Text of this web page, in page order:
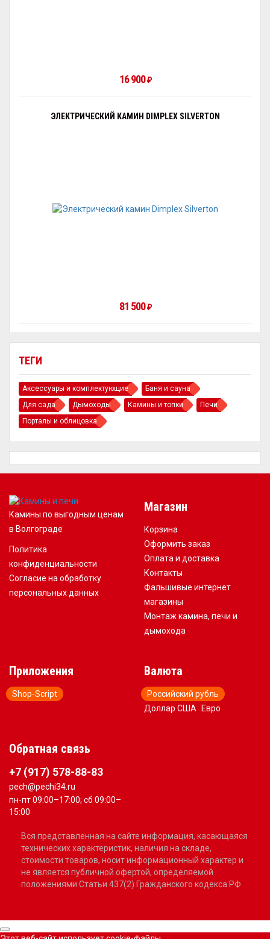
ТЕГИ
Аксессуары и комплектующие
Баня и сауна
Для сада
Дымоходы Камины и топки
Печи
Порталы и облицовка
16 900₽
ЭЛЕКТРИЧЕСКИЙ КАМИН DIMPLEX SILVERTON
81 500₽
Камины по выгодным ценам
в Волгограде
Политика
конфиденциальности
Согласие на обработку
персональных данных
Магазин
Корзина
Оформить заказ
Оплата и доставка
Контакты
Фальшивые интернет
магазины
Монтаж камина, печи и
дымохода
Приложения
Shop-Script
Валюта
Российский рубль
Доллар США
Евро
Обратная связь
+7 (917) 578-88-83
pech@pechi34.ru
пн-пт 09:00–17:00; сб 09:00–
15:00
Вся представленная на сайте информация, касающаяся
технических характеристик, наличия на складе,
стоимости товаров, носит информационный характер и
не является публичной офертой, определяемой
положениями Статьи 437(2) Гражданского кодекса РФ